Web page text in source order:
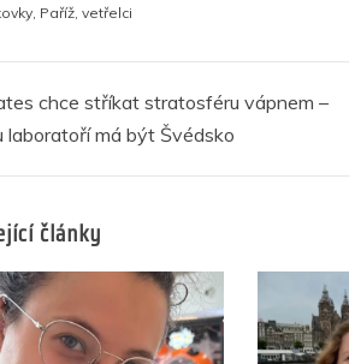
itt
er
at
s
A
p
p
e
n
g
er
e
dI
n
a
, Paříž, vetřelci
chce stříkat stratosféru vápnem –
laboratoří má být Švédsko
články